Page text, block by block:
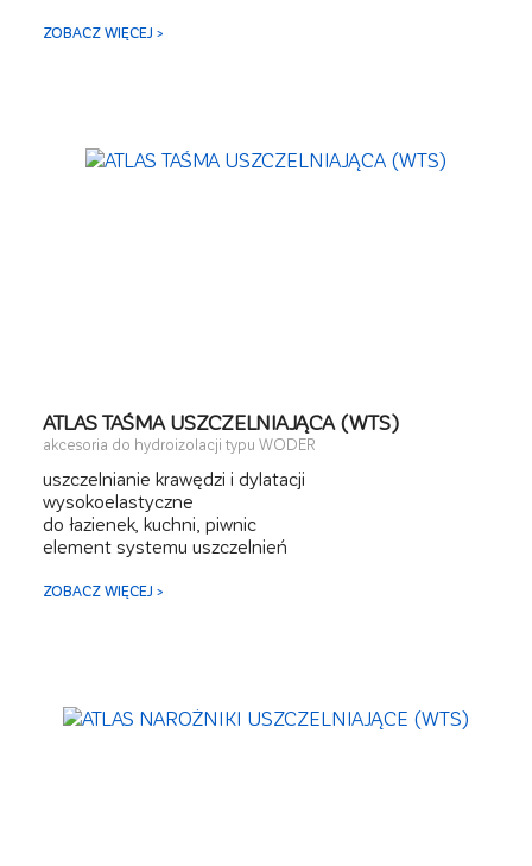
ZOBACZ WIĘCEJ >
ATLAS TAŚMA USZCZELNIAJĄCA (WTS)
akcesoria do hydroizolacji typu WODER
uszczelnianie krawędzi i dylatacji
wysokoelastyczne
do łazienek, kuchni, piwnic
element systemu uszczelnień
ZOBACZ WIĘCEJ >